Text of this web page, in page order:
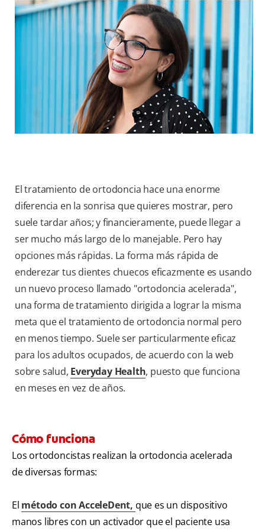
SUSCRÍBASE
El tratamiento de ortodoncia hace una enorme
diferencia en la sonrisa que quieres mostrar, pero
suele tardar años; y financieramente, puede llegar a
ser mucho más largo de lo manejable. Pero hay
opciones más rápidas. La forma más rápida de
enderezar tus dientes chuecos eficazmente es usando
un nuevo proceso llamado "ortodoncia acelerada",
una forma de tratamiento dirigida a lograr la misma
meta que el tratamiento de ortodoncia normal pero
en menos tiempo. Suele ser particularmente eficaz
para los adultos ocupados, de acuerdo con la web
sobre salud, Everyday Health, puesto que funciona
en meses en vez de años.
Cómo funciona
Los ortodoncistas realizan la ortodoncia acelerada
de diversas formas:
El método con AcceleDent, que es un dispositivo
manos libres con un activador que el paciente usa